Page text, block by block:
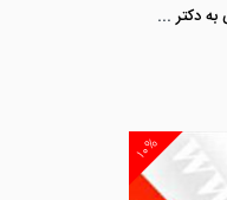
اندیشه های حقوق اداری (مقالات اهدایی به دکتر طباطبایی)
۱۰%